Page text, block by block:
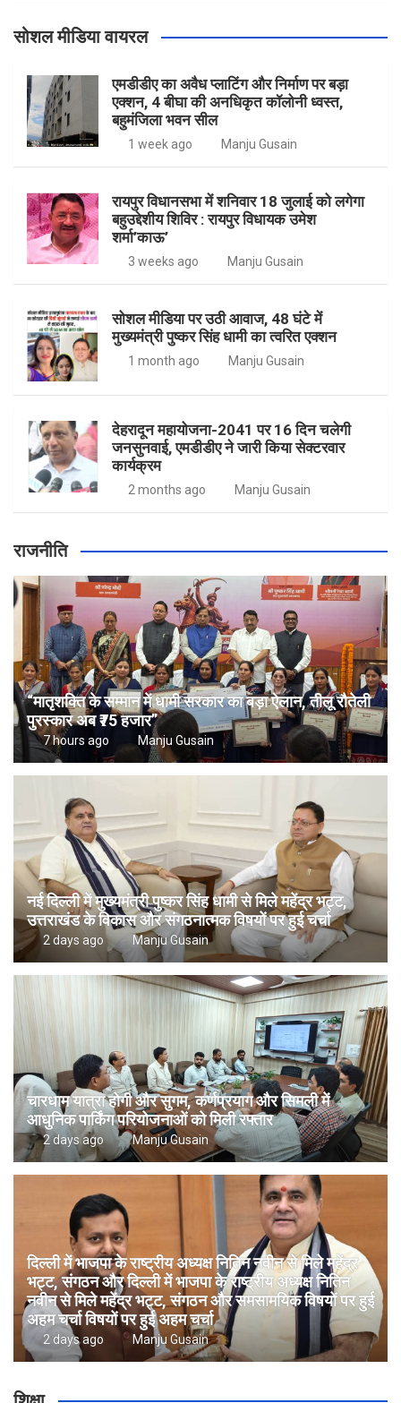
सोशल मीडिया वायरल
एमडीडीए का अवैध प्लाटिंग और निर्माण पर बड़ा
एक्शन, 4 बीघा की अनधिकृत कॉलोनी ध्वस्त,
बहुमंजिला भवन सील
1 week ago Manju Gusain
रायपुर विधानसभा में शनिवार 18 जुलाई को लगेगा
बहुउद्देशीय शिविर : रायपुर विधायक उमेश
शर्मा’काऊ’
3 weeks ago Manju Gusain
सोशल मीडिया पर उठी आवाज, 48 घंटे में
मुख्यमंत्री पुष्कर सिंह धामी का त्वरित एक्शन
1 month ago Manju Gusain
देहरादून महायोजना-2041 पर 16 दिन चलेगी
जनसुनवाई, एमडीडीए ने जारी किया सेक्टरवार
कार्यक्रम
2 months ago Manju Gusain
राजनीति
“मातृशक्ति के सम्मान में धामी सरकार का बड़ा ऐलान, तीलू रौतेली
पुरस्कार अब ₹75 हजार”
7 hours ago Manju Gusain
नई दिल्ली में मुख्यमंत्री पुष्कर सिंह धामी से मिले महेंद्र भट्ट,
उत्तराखंड के विकास और संगठनात्मक विषयों पर हुई चर्चा
2 days ago Manju Gusain
चारधाम यात्रा होगी और सुगम, कर्णप्रयाग और सिमली में
आधुनिक पार्किंग परियोजनाओं को मिली रफ्तार
2 days ago Manju Gusain
दिल्ली में भाजपा के राष्ट्रीय अध्यक्ष नितिन नवीन से मिले महेंद्र
भट्ट, संगठन और दिल्ली में भाजपा के राष्ट्रीय अध्यक्ष नितिन
नवीन से मिले महेंद्र भट्ट, संगठन और समसामयिक विषयों पर हुई
अहम चर्चा विषयों पर हुई अहम चर्चा
2 days ago Manju Gusain